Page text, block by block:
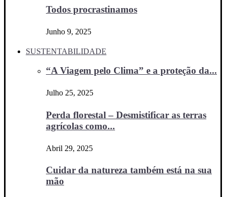
Todos procrastinamos
Junho 9, 2025
SUSTENTABILIDADE
“A Viagem pelo Clima” e a proteção da...
Julho 25, 2025
Perda florestal – Desmistificar as terras
agrícolas como...
Abril 29, 2025
Cuidar da natureza também está na sua
mão